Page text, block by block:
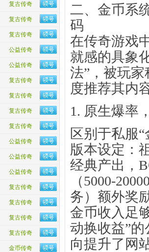
复古传奇
复古传奇
复古传奇
公益传奇
公益传奇
复古传奇
复古传奇
复古传奇
复古传奇
公益传奇
公益传奇
公益传奇
复古传奇
复古传奇
复古传奇
复古传奇
金币传奇
二、金币系
码
在传奇游戏
就感的具象
法”，被玩
度推荐其内
​1. 原生爆率
区别于私服
版本设定：
经典产出，
（5000-
务）额外奖
金币收入足
动换收益”
向提升了网